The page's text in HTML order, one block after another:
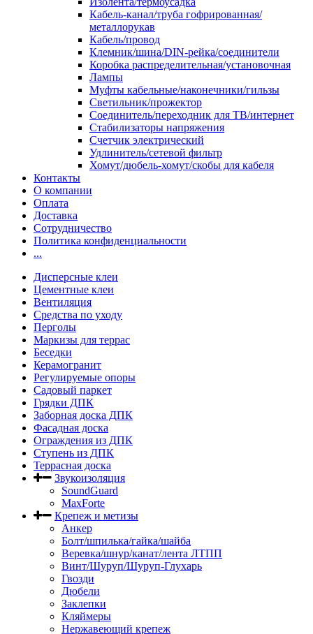
Кабель-канал/труба гофрированная/
металлорукав
Кабель/провод
Клемник/шина/DIN-рейка/соединители
Коробка распределительная/установочная
Лампы
Муфты кабельные/наконечники/гильзы
Светильник/прожектор
Соединитель/переходник для ТВ/интернет
Стабилизаторы напряжения
Счетчик электрический
Удлинитель/сетевой фильтр
Хомут/дюбель-хомут/скобы для кабеля
Контакты
О компании
Оплата
Доставка
Сотрудничество
Политика конфиденциальности
...
Дисперсные клеи
Цементные клеи
Вентиляция
Средства по уходу
Перголы
Маркизы для террас
Беседки
Керамогранит
Регулируемые опоры
Садовый паркет
Грядки ДПК
Заборная доска ДПК
Фасадная доска
Ограждения из ДПК
Ступень из ДПК
Террасная доска
Звукоизоляция
SoundGuard
MaxForte
Крепеж и метизы
Анкер
Болт/шпилька/гайка/шайба
Веревка/шнур/канат/лента ЛТПП
Винт/Шуруп/Шуруп-Глухарь
Гвозди
Дюбели
Заклепки
Кляймеры
Нержавеющий крепеж